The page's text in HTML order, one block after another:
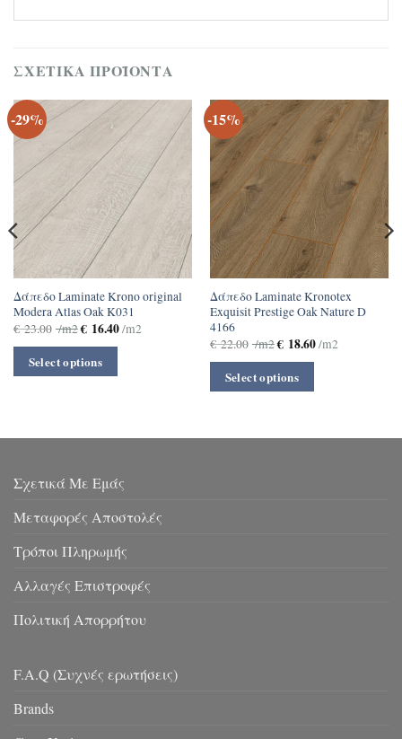
ΣΧΕΤΙΚΆ ΠΡΟΪΌΝΤΑ
-29%
Δάπεδο Laminate Krono original
Modera Atlas Oak K031
€23.00 /m2€16.40/m2
Select options
-15%
Δάπεδο Laminate Kronotex
Exquisit Prestige Oak Nature D
4166
€22.00 /m2€18.60/m2
Select options
Σχετικά Με Εμάς
Μεταφορές Αποστολές
Τρόποι Πληρωμής
Αλλαγές Επιστροφές
Πολιτική Απορρήτου
F.A.Q (Συχνές ερωτήσεις)
Brands